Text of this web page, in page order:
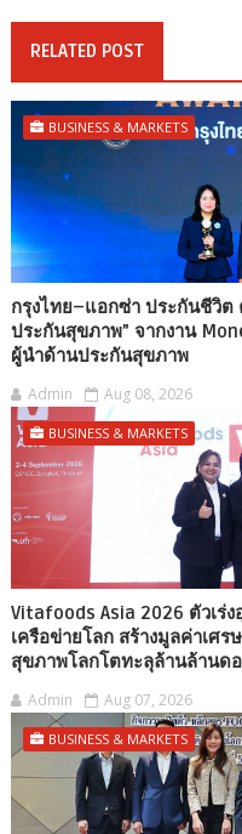
RELATED POST
BUSINESS & MARKETS
กรุงไทย–แอกซ่า ประกันชีวิต
ประกันสุขภาพ” จากงาน
ผู้นำด้านประกันสุขภาพ
Admin Aug 08, 2026
BUSINESS & MARKETS
Vitafoods Asia 2026 ตัวเร่
เครือข่ายโลก สร้างมูลค่าเศ
สุขภาพโลกโตทะลุล้านล้านด
Admin Aug 07, 2026
BUSINESS & MARKETS